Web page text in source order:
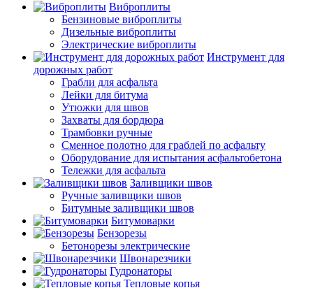
Виброплиты
Бензиновые виброплиты
Дизельные виброплиты
Электрические виброплиты
Инструмент для
дорожных работ
Грабли для асфальта
Лейки для битума
Утюжки для швов
Захваты для бордюра
Трамбовки ручные
Сменное полотно для граблей по асфальту
Оборудование для испытания асфальтобетона
Тележки для асфальта
Заливщики швов
Ручные заливщики швов
Битумные заливщики швов
Битумоварки
Бензорезы
Бетонорезы электрические
Швонарезчики
Гудронаторы
Тепловые копья